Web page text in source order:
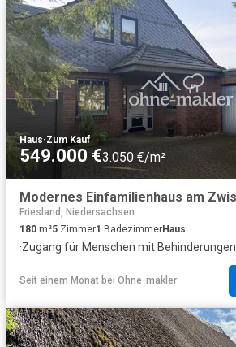
Haus·Zum Kauf
549.000 €3.050 €/m²
Friesland, Niedersachsen
180 m²5 Zimmer1 BadezimmerHaus
·Zugang für Menschen mit Behinderungen
Seit einem Monat bei Ohne-makler